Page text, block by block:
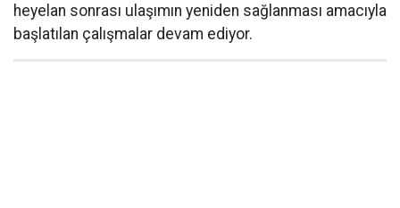
heyelan sonrası ulaşımın yeniden sağlanması amacıyla
başlatılan çalışmalar devam ediyor.